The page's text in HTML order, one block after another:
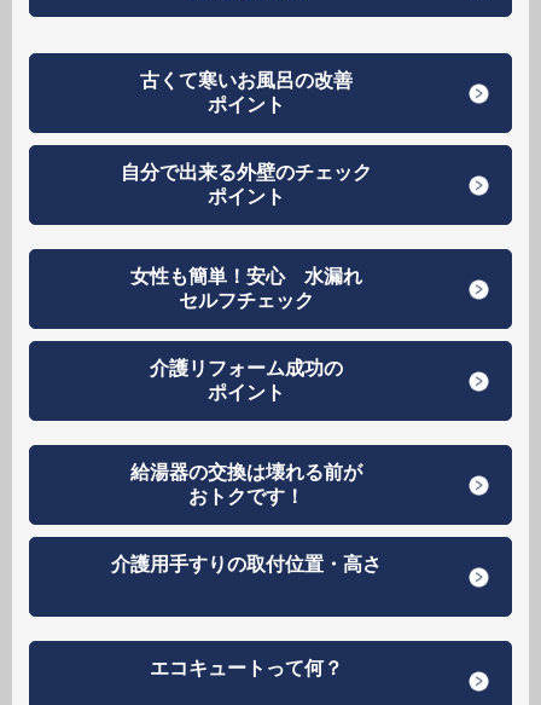
古くて寒いお風呂の改善
ポイント
自分で出来る外壁のチェック
ポイント
女性も簡単！安心 水漏れ
セルフチェック
介護リフォーム成功の
ポイント
給湯器の交換は壊れる前が
おトクです！
介護用手すりの取付位置・高さ
エコキュートって何？